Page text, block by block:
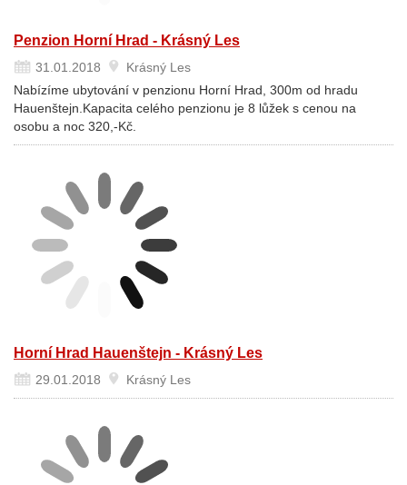
Penzion Horní Hrad - Krásný Les
31.01.2018
Krásný Les
Nabízíme ubytování v penzionu Horní Hrad, 300m od hradu
Hauenštejn.Kapacita celého penzionu je 8 lůžek s cenou na
osobu a noc 320,-Kč.
Horní Hrad Hauenštejn - Krásný Les
29.01.2018 Krásný Les